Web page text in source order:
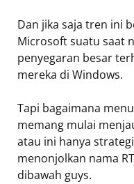
Dan jika saja tren ini
Microsoft suatu saat
penyegaran besar
mereka di Windows.
Tapi bagaimana
memang mulai
atau ini hanya
menonjolkan nama
dibawah guys.